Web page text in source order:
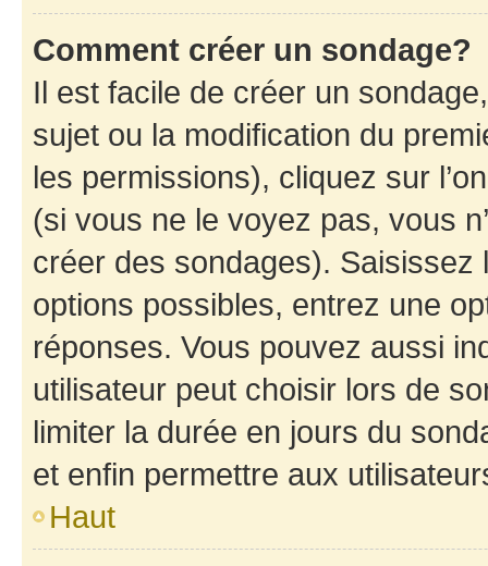
Comment créer un sondage?
Il est facile de créer un
sujet ou la modification du
les permissions), cliquez sur
(si vous ne le voyez pas, vous
créer des sondages).
options possibles, entrez une
réponses. Vous pouvez aussi
utilisateur peut choisir lors de
limiter la durée en jours du
et enfin permettre aux
Haut